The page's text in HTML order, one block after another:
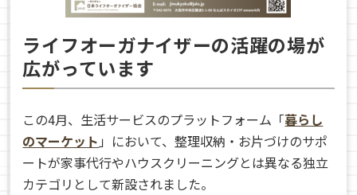
ライフオーガナイザーの活躍の場が
広がっています
この4月、生活サービスのプラットフォーム「暮らし
のマーケット 」において、整理収納・お片づけのサポ
ートが家事代行やハウスクリーニングとは異なる独立
カテゴリとして新設されました。